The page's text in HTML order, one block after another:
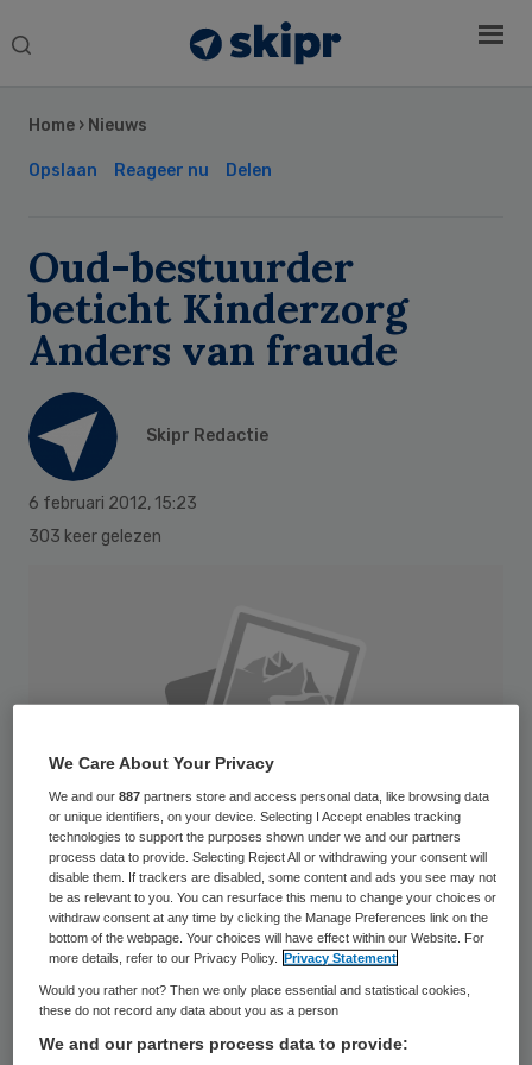
Search
Home › Nieuws
Opslaan Reageer nu Delen
Oud-bestuurder
beticht Kinderzorg
Anders van fraude
Skipr Redactie
6 februari 2012, 15:23
303 keer gelezen
De eigenaren van kleinschalig zorgbedrijf
Kinder Zorg Anders (KZA) in het Brabantse
Steenbergen hebben voor duizenden euro’s
Sidebar
We Care About Your Privacy
We and our887 partners store and access personal data, like browsing data
or unique identifiers, on your device. Selecting I Accept enables tracking
technologies to support the purposes shown under we and our partners
process data to provide. Selecting Reject All or withdrawing your consent will
disable them. If trackers are disabled, some content and ads you see may not
be as relevant to you. You can resurface this menu to change your choices or
withdraw consent at any time by clicking the Manage Preferences link on the
bottom of the webpage. Your choices will have effect within our Website. For
more details, refer to our Privacy Policy.
Privacy Statement
Would you rather not? Then we only place essential and statistical cookies,
these do not record any data about you as a person
We and our partners process data to provide: